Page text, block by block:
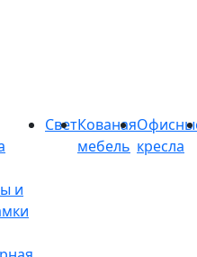
и
СветКованая
мебель кресла